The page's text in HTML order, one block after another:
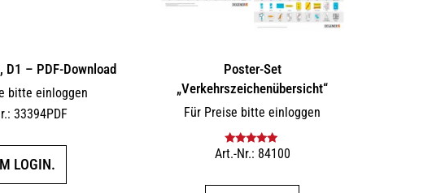
D1 – PDF-Download
bitte einloggen
33394PDF
LOGIN.
Poster-Set
„Verkehrszeichenübersicht“
Für Preise bitte einloggen
Bewertet mit
Art.-Nr.: 84100